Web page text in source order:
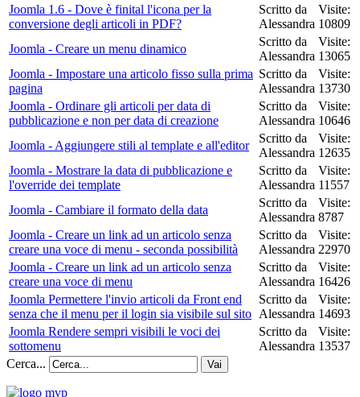
Joomla 1.6 - Dove è finital l'icona per la
conversione degli articoli in PDF?
Scritto da
Alessandra
Visite:
10809
Joomla - Creare un menu dinamico
Scritto da
Alessandra
Visite:
13065
Joomla - Impostare una articolo fisso sulla prima
pagina
Scritto da
Alessandra
Visite:
13730
Joomla - Ordinare gli articoli per data di
pubblicazione e non per data di creazione
Scritto da
Alessandra
Visite:
10646
Joomla - Aggiungere stili al template e all'editor
Scritto da
Alessandra
Visite:
12635
Joomla - Mostrare la data di pubblicazione e
l'override dei template
Scritto da
Alessandra
Visite:
11557
Joomla - Cambiare il formato della data
Scritto da
Alessandra
Visite:
8787
Joomla - Creare un link ad un articolo senza
creare una voce di menu - seconda possibilità
Scritto da
Alessandra
Visite:
22970
Joomla - Creare un link ad un articolo senza
creare una voce di menu
Scritto da
Alessandra
Visite:
16426
Joomla Permettere l'invio articoli da Front end
senza che il menu per il login sia visibile sul sito
Scritto da
Alessandra
Visite:
14693
Joomla Rendere sempri visibili le voci dei
sottomenu
Scritto da
Alessandra
Visite:
13537
Cerca...
Vai